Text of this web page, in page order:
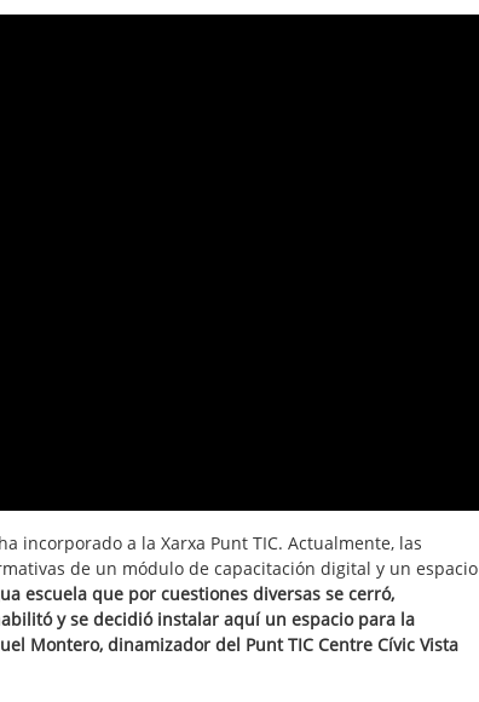
incorporado a la Xarxa Punt TIC. Actualmente, las
de un módulo de capacitación digital y un espacio
escuela que por cuestiones diversas se cerró,
y se decidió instalar aquí un espacio para la
Montero, dinamizador del Punt TIC Centre Cívic Vista